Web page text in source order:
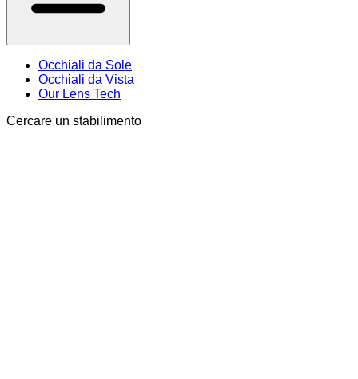
Occhiali da Sole
Occhiali da Vista
Our Lens Tech
Cercare un stabilimento